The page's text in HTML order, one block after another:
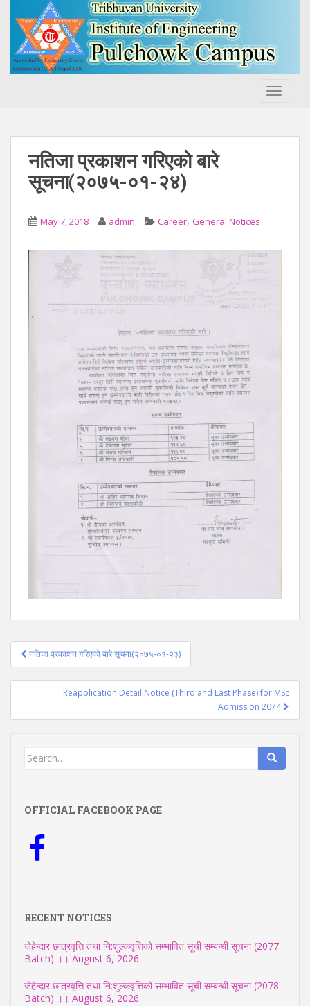
नतिजा प्रकाशन गरिएको बारे
सूचना(२०७५-०१-२४)
May 7, 2018 admin Career, General Notices
Post
navigation
नतिजा प्रकाशन गरिएको बारे सूचना(२०७५-०१-२३)
Reapplication Detail Notice (Third and Last Phase) for MSc
Admission 2074
Search
OFFICIAL FACEBOOK PAGE
RECENT NOTICES
जेहेन्दार छात्रवृत्ति तथा नि:शुल्कवृत्तिको सम्भावित सूची सम्बन्धी सूचना (2077
Batch) ।। August 6, 2026
जेहेन्दार छात्रवृत्ति तथा नि:शुल्कवृत्तिको सम्भावित सूची सम्बन्धी सूचना (2078
Batch) ।। August 6, 2026